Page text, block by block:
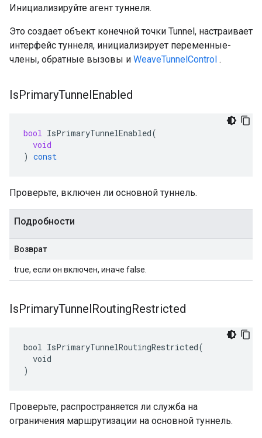
Инициализируйте агент туннеля.
Это создает объект конечной точки Tunnel, настраивает
интерфейс туннеля, инициализирует переменные-
члены, обратные вызовы и WeaveTunnelControl .
IsPrimaryTunnelEnabled
bool IsPrimaryTunnelEnabled(
void
) const
Проверьте, включен ли основной туннель.
Подробности
Возврат
true, если он включен, иначе false.
IsPrimaryTunnelRoutingRestricted
bool IsPrimaryTunnelRoutingRestricted(
  void
)
Проверьте, распространяется ли служба на
ограничения маршрутизации на основной туннель.